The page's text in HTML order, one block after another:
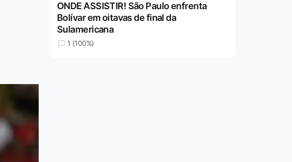
ONDE ASSISTIR! São Paulo enfrenta
Bolívar em oitavas de final da
Sulamericana
1 (100%)